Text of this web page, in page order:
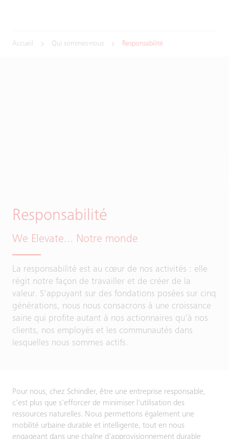
Accueil Qui sommes-nous Responsabilité
Responsabilité
We Elevate... Notre monde
La responsabilité est au cœur de nos activités : elle
régit notre façon de travailler et de créer de la
valeur. S'appuyant sur des fondations posées sur cinq
générations, nous nous consacrons à une croissance
saine qui profite autant à nos actionnaires qu'à nos
clients, nos employés et les communautés dans
lesquelles nous sommes actifs.
Pour nous, chez Schindler, être une entreprise responsable,
c'est plus que s'efforcer de minimiser l'utilisation des
ressources naturelles. Nous permettons également une
mobilité urbaine durable et intelligente, tout en nous
engageant dans une chaîne d'approvisionnement durable